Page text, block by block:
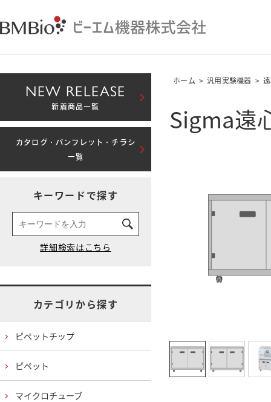
ホーム > 汎用実験機器 >
Sigma遠
NEW RELEASE
新着商品一覧
カタログ・パンフレット・チラシ
一覧
キーワードで探す
カテゴリから探す
ピペットチップ
ピペット
マイクロチューブ